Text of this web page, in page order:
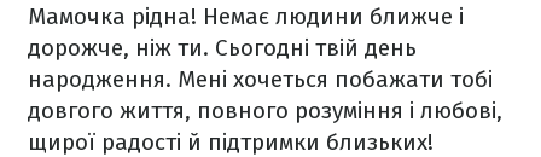
Мамочка рідна! Немає людини ближче і
дорожче, ніж ти. Сьогодні твій день
народження. Мені хочеться побажати тобі
довгого життя, повного розуміння і любові,
щирої радості й підтримки близьких!